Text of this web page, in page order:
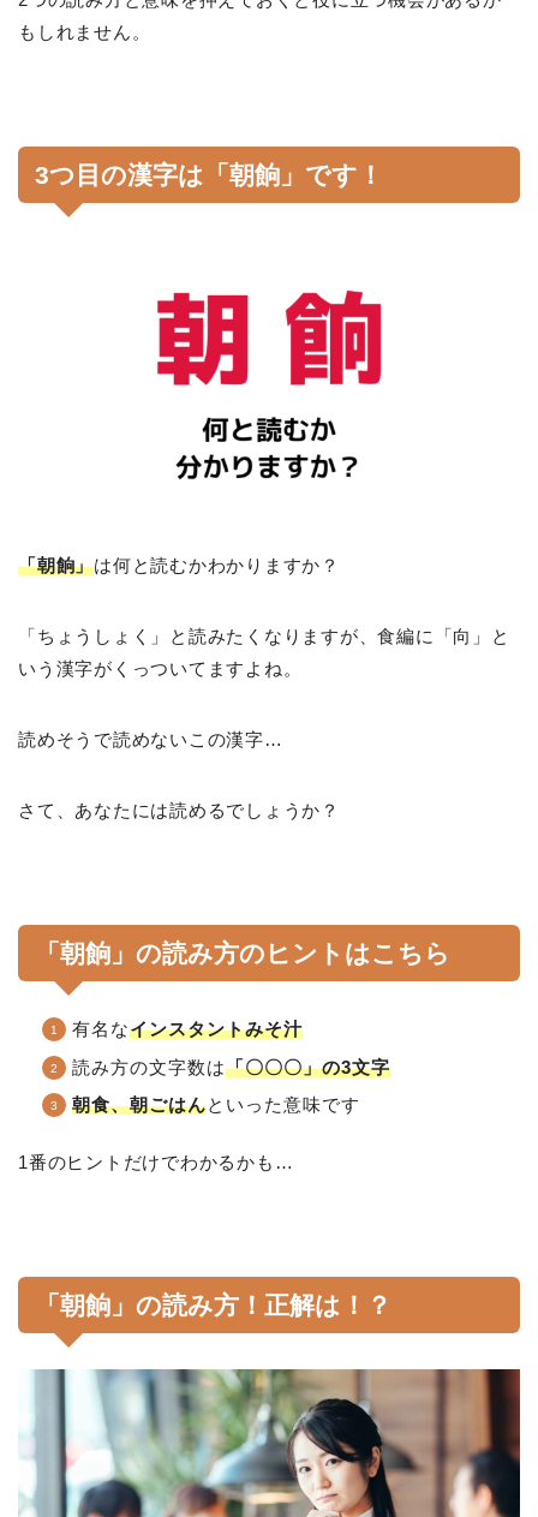
もしれません。
3つ目の漢字は「朝餉」です！
「朝餉」は何と読むかわかりますか？
「ちょうしょく」と読みたくなりますが、食編に「向」と
いう漢字がくっついてますよね。
読めそうで読めないこの漢字…
さて、あなたには読めるでしょうか？
「朝餉」の読み方のヒントはこちら
有名なインスタントみそ汁
読み方の文字数は「〇〇〇」の3文字
朝食、朝ごはんといった意味です
1番のヒントだけでわかるかも…
「朝餉」の読み方！正解は！？